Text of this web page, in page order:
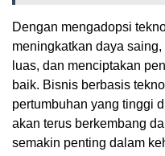
Dengan mengadopsi
meningkatkan daya
luas, dan menciptakan
baik. Bisnis berbasis
pertumbuhan yang tinggi
akan terus berkembang
semakin penting dalam